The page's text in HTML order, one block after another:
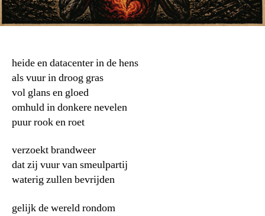
heide en datacenter in de hens
als vuur in droog gras
vol glans en gloed
omhuld in donkere nevelen
puur rook en roet
verzoekt brandweer
dat zij vuur van smeulpartij
waterig zullen bevrijden
gelijk de wereld rondom